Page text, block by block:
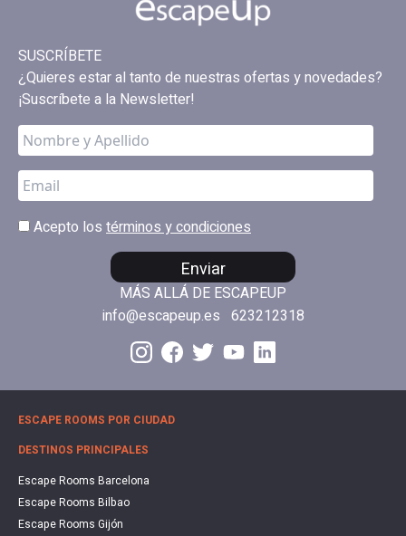
SUSCRÍBETE
¿Quieres estar al tanto de nuestras ofertas y novedades?
¡Suscríbete a la Newsletter!
Acepto los términos y condiciones
Enviar
MÁS ALLÁ DE ESCAPEUP
info@escapeup.es 623212318
ESCAPE ROOMS POR CIUDAD
DESTINOS PRINCIPALES
Escape Rooms Barcelona
Escape Rooms Bilbao
Escape Rooms Gijón